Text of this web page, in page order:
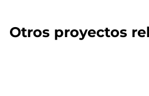
Otros proyectos